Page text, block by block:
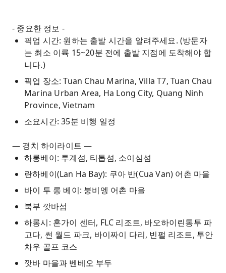
- 중요한 정보 -
픽업 시간: 원하는 출발 시간을 알려주세요. (방문자
는 최소 이륙 15~20분 전에 출발 지점에 도착해야 합
니다.)
픽업 장소: Tuan Chau Marina, Villa T7, Tuan Chau
Marina Urban Area, Ha Long City, Quang Ninh
Province, Vietnam
소요시간: 35분 비행 일정
— 경치 하이라이트 —
하롱베이: 투계섬, 티톱섬, 소이심섬
란하베이(Lan Ha Bay): 쿠아 반(Cua Van) 어촌 마을
바이 투 롱 베이: 붕비엥 어촌 마을
북부 깟바섬
하롱시: 혼가이 센터, FLC 리조트, 바오하이린통투 파
고다, 썬 월드 파크, 바이짜이 다리, 빈펄 리조트, 투안
차우 골프 코스
깟바 마을과 벤베오 부두